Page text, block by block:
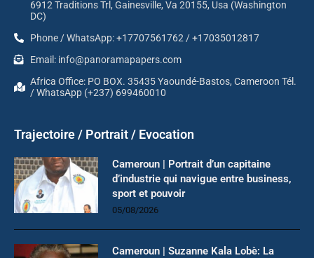
6912 Traditions Trl, Gainesville, Va 20155, Usa (Washington
DC)
Phone / WhatsApp: +17707561762 / +17035012817
Email: info@panoramapapers.com
Africa Office: PO BOX. 35435 Yaoundé-Bastos, Cameroon Tél.
/ WhatsApp (+237) 699460010
Trajectoire / Portrait / Evocation
Cameroun | Portrait d’un capitaine
d’industrie qui navigue entre business,
sport et pouvoir
05/08/2026
Cameroun | Suzanne Kala Lobè: La